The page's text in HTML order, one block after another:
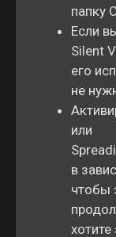
папку
Если
Silent
его
не
или
в
чтобы